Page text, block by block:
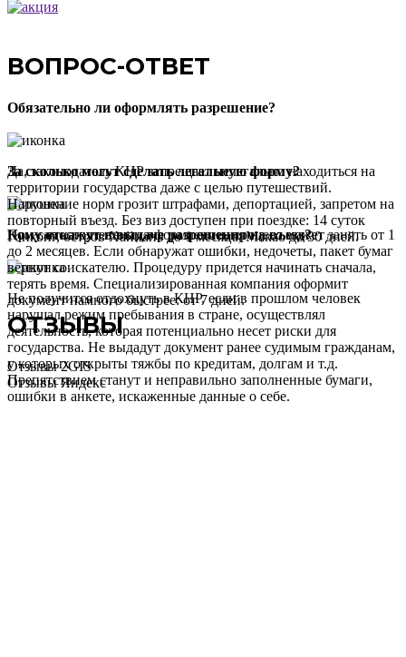
ВОПРОС-ОТВЕТ
Обязательно ли оформлять разрешение?
Да, законодатель КНР запрещает нелегально находиться на
территории государства даже с целью путешествий.
Нарушение норм грозит штрафами, депортацией, запретом на
повторный въезд. Без виз доступен при поездке: 14 суток
Гонконг, остров Хайнань до 1 месяца, Макао до 30 дней.
За сколько могут сделать легальную форму?
При самостоятельном оформлении, процесс может занять от 1
до 2 месяцев. Если обнаружат ошибки, недочеты, пакет бумаг
вернут соискателю. Процедуру придется начинать сначала,
терять время. Специализированная компания оформит
документ намного быстрее: от 7 дней.
Кому откажут в выдаче разрешения на въезд?
Не получится отдохнуть в КНР, если в прошлом человек
нарушал режим пребывания в стране, осуществлял
деятельность, которая потенциально несет риски для
государства. Не выдадут документ ранее судимым гражданам,
у которых открыты тяжбы по кредитам, долгам и т.д.
Препятствием станут и неправильно заполненные бумаги,
ошибки в анкете, искаженные данные о себе.
ОТЗЫВЫ
Отзывы 2GIS
Отзывы Яндекс